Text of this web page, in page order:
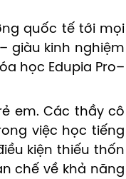
quốc tế tới mọi
giàu kinh nghiệm
học Edupia Pro–
em. Các thầy cô
việc học tiếng
kiện thiếu thốn
chế về khả năng